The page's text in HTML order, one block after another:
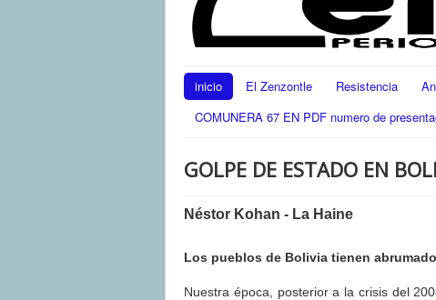
inicio El Zenzontle Resistencia
COMUNERA 67 EN PDF numero de
GOLPE DE ESTADO EN
Néstor Kohan - La Haine
Los pueblos de Bolivia tienen
Nuestra época, posterior a la crisis del